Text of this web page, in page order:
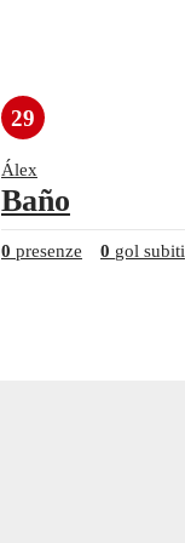
29
Álex
Baño
0 presenze 0 gol subiti